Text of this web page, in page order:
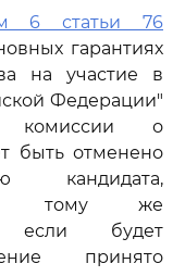
6 статьи 76
гарантиях
на участие в
Федерации"
комиссии о
быть отменено
кандидата,
по тому же
если будет
принято